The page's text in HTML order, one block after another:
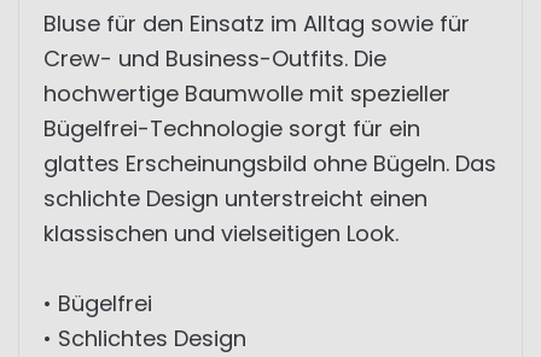
Bluse für den Einsatz im Alltag sowie für
Crew- und Business-Outfits. Die
hochwertige Baumwolle mit spezieller
Bügelfrei-Technologie sorgt für ein
glattes Erscheinungsbild ohne Bügeln. Das
schlichte Design unterstreicht einen
klassischen und vielseitigen Look.
• Bügelfrei
• Schlichtes Design